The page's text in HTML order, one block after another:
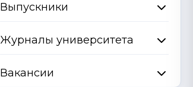
Выпускники
Журналы университета
Вакансии